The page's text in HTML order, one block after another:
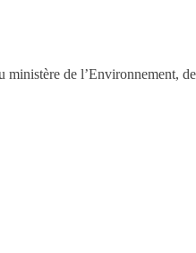
ministère de l’Environnement, de